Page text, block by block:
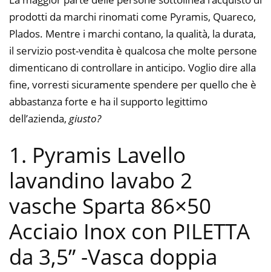
prodotti da marchi rinomati come Pyramis, Quareco,
Plados. Mentre i marchi contano, la qualità, la durata,
il servizio post-vendita è qualcosa che molte persone
dimenticano di controllare in anticipo. Voglio dire alla
fine, vorresti sicuramente spendere per quello che è
abbastanza forte e ha il supporto legittimo
dell’azienda, giusto?
1. Pyramis Lavello
lavandino lavabo 2
vasche Sparta 86×50
Acciaio Inox con PILETTA
da 3,5” -Vasca doppia